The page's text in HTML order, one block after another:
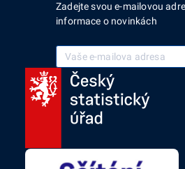
Zadejte svou e-mailovou
informace o novinkách
Vaše e-mailová adresa